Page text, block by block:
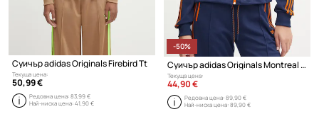
Суичър adidas Originals Firebird Tt
Текуща цена:
50,99 €
Редовна цена:83,99 €
Най-ниска цена:41,90 €
-50%
Суичър adidas Originals Montreal Tracktop
Текуща цена:
44,90 €
Редовна цена:89,90 €
Най-ниска цена:89,90 €